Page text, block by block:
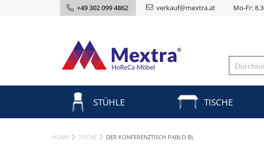
+49 302 099 4862 verkauf@mextra.at Mo-Fr:
STÜHLE TISCHE
HOME TISCHE DER KONFERENZTISCH PABLO BL